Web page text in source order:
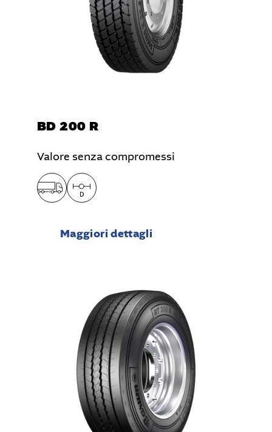
BD 200 R
Valore senza compromessi
Maggiori dettagli